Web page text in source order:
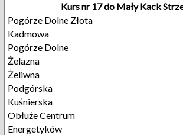
Kurs nr 17 do Mały Kack
Pogórze Dolne Złota
Kadmowa
Pogórze Dolne
Żelazna
Żeliwna
Podgórska
Kuśnierska
Obłuże Centrum
Energetyków